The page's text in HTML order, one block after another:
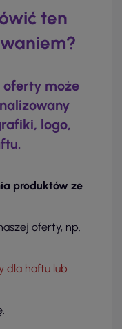
ten
oferty może
logo,
produktów ze
oferty, np.
dla haftu lub